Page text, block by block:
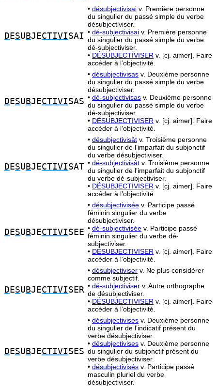
D ESU BJECTIVISAI
• désubjectivisai v. Première personne
du singulier du passé simple du verbe
désubjectiviser.
• dé-subjectivisai v. Première personne
du singulier du passé simple du verbe
dé-subjectiviser.
• DÉSUBJECTIVISER v. [cj. aimer]. Faire
accéder à l’objectivité.
D ESU BJECTIVISAS
• désubjectivisas v. Deuxième personne
du singulier du passé simple du verbe
désubjectiviser.
• dé-subjectivisas v. Deuxième personne
du singulier du passé simple du verbe
dé-subjectiviser.
• DÉSUBJECTIVISER v. [cj. aimer]. Faire
accéder à l’objectivité.
D ESU BJECTIVISAT
• désubjectivisât v. Troisième personne
du singulier de l’imparfait du subjonctif
du verbe désubjectiviser.
• dé-subjectivisât v. Troisième personne
du singulier de l’imparfait du subjonctif
du verbe dé-subjectiviser.
• DÉSUBJECTIVISER v. [cj. aimer]. Faire
accéder à l’objectivité.
D ESU BJECTIVISEE
• désubjectivisée v. Participe passé
féminin singulier du verbe
désubjectiviser.
• dé-subjectivisée v. Participe passé
féminin singulier du verbe dé-
subjectiviser.
• DÉSUBJECTIVISER v. [cj. aimer]. Faire
accéder à l’objectivité.
D ESU BJECTIVISER
• désubjectiviser v. Ne plus considérer
comme subjectif.
• dé-subjectiviser v. Autre orthographe
de désubjectiviser.
• DÉSUBJECTIVISER v. [cj. aimer]. Faire
accéder à l’objectivité.
D ESU BJECTIVISES
• désubjectivises v. Deuxième personne
du singulier de l’indicatif présent du
verbe désubjectiviser.
• désubjectivises v. Deuxième personne
du singulier du subjonctif présent du
verbe désubjectiviser.
• désubjectivisés v. Participe passé
masculin pluriel du verbe
désubjectiviser.